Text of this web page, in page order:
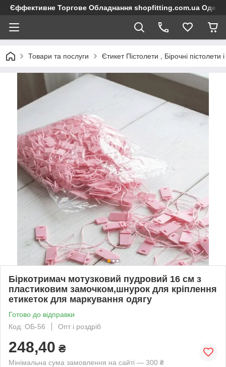
Єффективне Торгове Обладнання shopfitting.com.ua Одеса
Товари та послуги Єтикет Пістолети , Бірочні пістолети
Біркотримач мотузковий пудровий 16 см з
пластиковим замочком,шнурок для кріплення
етикеток для маркування одягу
Готово до відправки
Код: ОБ-56
Опт і роздріб
248,40 ₴
Мінімальна сума замовлення на сайті — 300 ₴